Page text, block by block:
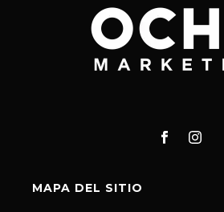
MAPA DEL SITIO